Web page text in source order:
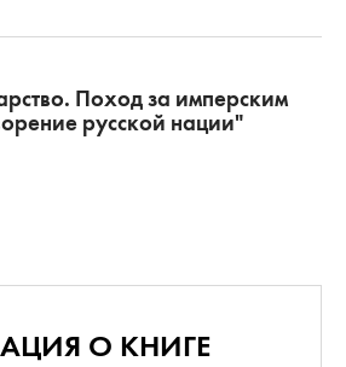
Поход за имперским
русской нации"
О КНИГЕ